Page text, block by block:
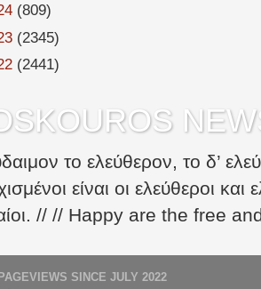
(809)
(2345)
(2441)
το ελεύθερον, το δ’
είναι οι ελεύθεροι και
// // Happy are the free
SINCE JULY 2022